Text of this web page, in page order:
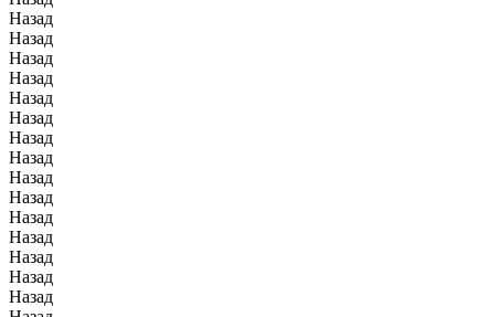
Назад
Назад
Назад
Назад
Назад
Назад
Назад
Назад
Назад
Назад
Назад
Назад
Назад
Назад
Назад